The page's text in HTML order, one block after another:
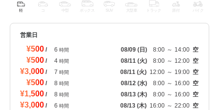
軽 中型 ボックス SUV 大型車 トラック 原付 バイク
営業日
¥500 / 6 時間 08/09 (日) 8:00 ～ 14:00 空
¥500 / 4 時間 08/11 (火) 8:00 ～ 12:00 空
¥3,000 / 7 時間 08/11 (火) 12:00 ～ 19:00 空
¥500 / 8 時間 08/12 (水) 8:00 ～ 16:00 空
¥1,500 / 8 時間 08/13 (木) 8:00 ～ 16:00 空
¥3,000 / 6 時間 08/13 (木) 16:00 ～ 22:00 空